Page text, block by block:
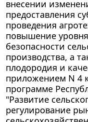
внесении
предоставления
проведения
повышение
безопасности
производства, а
плодородия и
приложением N 4
программе
"Развитие
регулирование